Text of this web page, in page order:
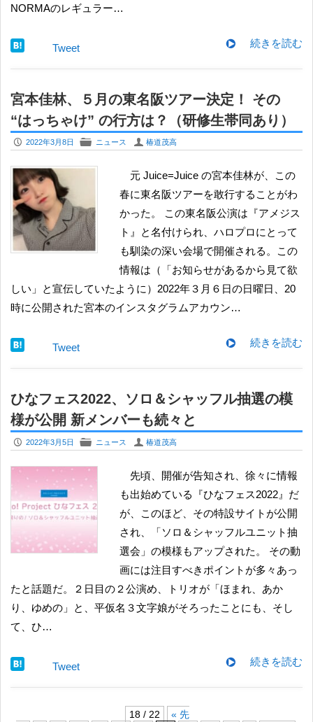
NORMAのレギュラー…
続きを読む
Tweet
宮本佳林、５月の東名阪ツアー決定！ その
“はっちゃけ” の行方は？（研修生帯同あり）
P 2022年3月8日 F ニュース U 椿道茂高
元 Juice=Juice の宮本佳林が、この
春に東名阪ツアーを敢行することがわ
かった。 この東名阪公演は『アメジス
ト』と名付けられ、ハロプロにとって
も馴染の深い会場で開催される。この
情報は（「お知らせがあるから見て欲
しい」と宣伝していたように）2022年３月６日の日曜日、20
時に公開された宮本のインスタグラムアカウン…
続きを読む
Tweet
ひなフェス2022、ソロ＆シャッフル抽選の模
様が公開 新メンバーも続々と
P 2022年3月5日 F ニュース U 椿道茂高
先頃、開催が告知され、徐々に情報
も出始めている『ひなフェス2022』だ
が、このほど、その特設サイトが公開
され、「ソロ＆シャッフルユニット抽
選会」の模様もアップされた。 その動
画には注目すべきポイントが多々あっ
たと話題だ。２日目の２公演め、トリオが「ほまれ、あか
り、ゆめの」と、平仮名３文字娘がそろったことにも、そし
て、ひ…
続きを読む
Tweet
18 / 22
« 先